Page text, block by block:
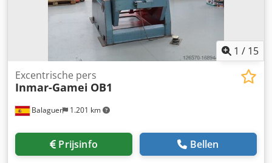
1 / 15
Balaguer 1.201 km
Excentrische pers
Inmar-Gamei OB1
Prijsinfo Bellen